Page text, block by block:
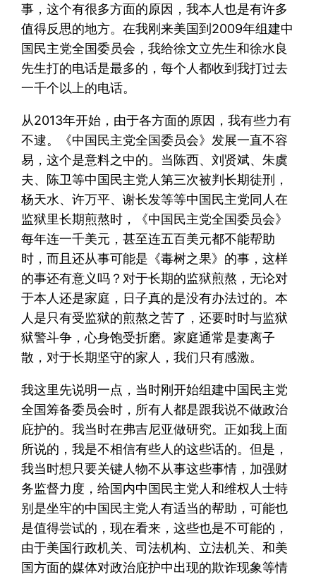
事，这个有很多方面的原因，我本人也是有许多
值得反思的地方。在我刚来美国到2009年组建中
国民主党全国委员会，我给徐文立先生和徐水良
先生打的电话是最多的，每个人都收到我打过去
一千个以上的电话。
从2013年开始，由于各方面的原因，我有些力有
不逮。《中国民主党全国委员会》发展一直不容
易，这个是意料之中的。当陈西、刘贤斌、朱虞
夫、陈卫等中国民主党人第三次被判长期徒刑，
杨天水、许万平、谢长发等等中国民主党同人在
监狱里长期煎熬时，《中国民主党全国委员会》
每年连一千美元，甚至连五百美元都不能帮助
时，而且还从事可能是《毒树之果》的事，这样
的事还有意义吗？对于长期的监狱煎熬，无论对
于本人还是家庭，日子真的是没有办法过的。本
人是只有受监狱的煎熬之苦了，还要时时与监狱
狱警斗争，心身饱受折磨。家庭通常是妻离子
散，对于长期坚守的家人，我们只有感激。
我这里先说明一点，当时刚开始组建中国民主党
全国筹备委员会时，所有人都是跟我说不做政治
庇护的。我当时在弗吉尼亚做研究。正如我上面
所说的，我是不相信有些人的这些话的。但是，
我当时想只要关键人物不从事这些事情，加强财
务监督力度，给国内中国民主党人和维权人士特
别是坐牢的中国民主党人有适当的帮助，可能也
是值得尝试的，现在看来，这些也是不可能的，
由于美国行政机关、司法机构、立法机关、和美
国方面的媒体对政治庇护中出现的欺诈现象等情